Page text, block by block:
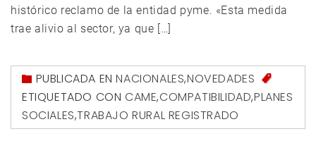
histórico reclamo de la entidad pyme. «Esta medida
trae alivio al sector, ya que […]
PUBLICADA ENNACIONALES,NOVEDADES
ETIQUETADO CON CAME,COMPATIBILIDAD,PLANES
SOCIALES,TRABAJO RURAL REGISTRADO